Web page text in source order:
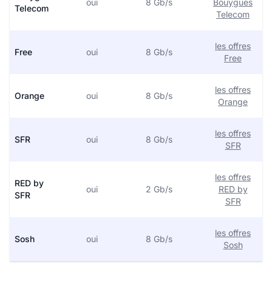
Telecom
oui 8 Gb/s
Bouygues
Telecom
Free oui 8 Gb/s
les offres
Free
Orange oui 8 Gb/s
les offres
Orange
SFR oui 8 Gb/s
les offres
SFR
RED by
SFR
oui 2 Gb/s
les offres
RED by
SFR
Sosh oui 8 Gb/s
les offres
Sosh